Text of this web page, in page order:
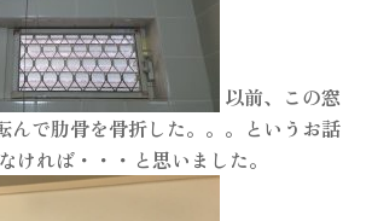
以前、この窓
んで肋骨を骨折した。。。というお話
ければ・・・と思いました。